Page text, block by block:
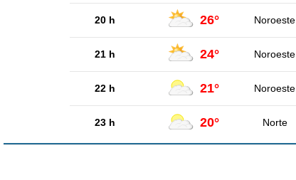
20 h 26° Noroeste
21 h 24° Noroeste
22 h 21° Noroeste
23 h 20° Norte